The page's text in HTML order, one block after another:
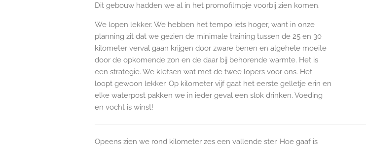
Dit gebouw hadden we al in het promofilmpje voorbij zien komen.
We lopen lekker. We hebben het tempo iets hoger, want in onze
planning zit dat we gezien de minimale training tussen de 25 en 30
kilometer verval gaan krijgen door zware benen en algehele moeite
door de opkomende zon en de daar bij behorende warmte. Het is
een strategie. We kletsen wat met de twee lopers voor ons. Het
loopt gewoon lekker. Op kilometer vijf gaat het eerste gelletje erin en
elke waterpost pakken we in ieder geval een slok drinken. Voeding
en vocht is winst!
Opeens zien we rond kilometer zes een vallende ster. Hoe gaaf is